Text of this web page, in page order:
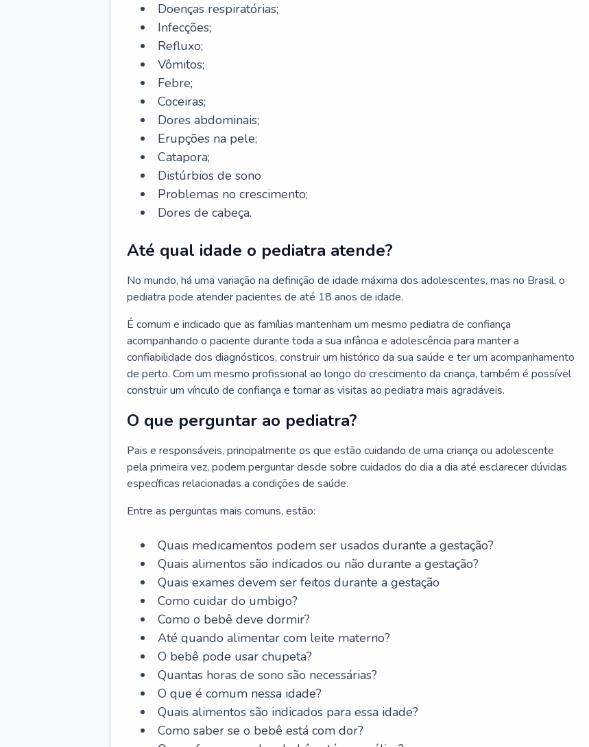
Doenças respiratórias;
Infecções;
Refluxo;
Vômitos;
Febre;
Coceiras;
Dores abdominais;
Erupções na pele;
Catapora;
Distúrbios de sono
Problemas no crescimento;
Dores de cabeça.
Até qual idade o pediatra atende?
No mundo, há uma variação na definição de idade máxima dos adolescentes, mas no Brasil, o
pediatra pode atender pacientes de até 18 anos de idade.
É comum e indicado que as famílias mantenham um mesmo pediatra de confiança
acompanhando o paciente durante toda a sua infância e adolescência para manter a
confiabilidade dos diagnósticos, construir um histórico da sua saúde e ter um acompanhamento
de perto. Com um mesmo profissional ao longo do crescimento da criança, também é possível
construir um vínculo de confiança e tornar as visitas ao pediatra mais agradáveis.
O que perguntar ao pediatra?
Pais e responsáveis, principalmente os que estão cuidando de uma criança ou adolescente
pela primeira vez, podem perguntar desde sobre cuidados do dia a dia até esclarecer dúvidas
específicas relacionadas a condições de saúde.
Entre as perguntas mais comuns, estão:
Quais medicamentos podem ser usados durante a gestação?
Quais alimentos são indicados ou não durante a gestação?
Quais exames devem ser feitos durante a gestação
Como cuidar do umbigo?
Como o bebê deve dormir?
Até quando alimentar com leite materno?
O bebê pode usar chupeta?
Quantas horas de sono são necessárias?
O que é comum nessa idade?
Quais alimentos são indicados para essa idade?
Como saber se o bebê está com dor?